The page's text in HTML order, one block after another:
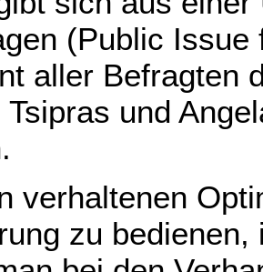
(Public
aller Befragten
Tsipras und
verhaltenen
zu